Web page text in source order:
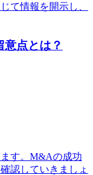
て情報を開示し、
点とは？
す。M&Aの成功
認していきましょ